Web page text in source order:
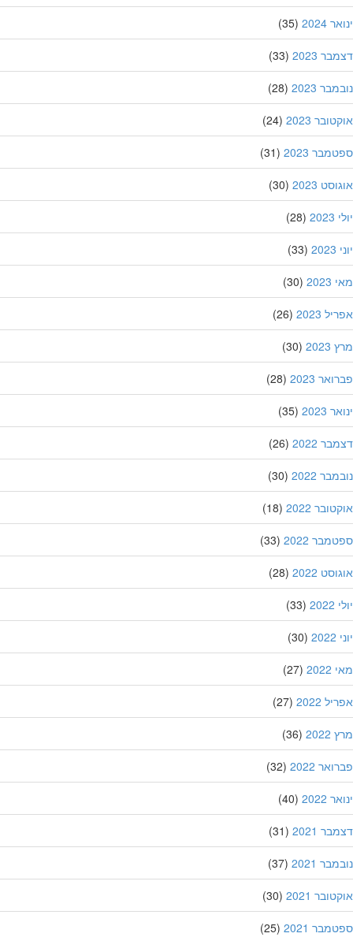
2024
(35)
2023
(33)
2023
(28)
2023
(24)
2023
(31)
2023
(30)
(28)
(33)
(30)
2023
(26)
(30)
2023
(28)
2023
(35)
2022
(26)
2022
(30)
2022
(18)
2022
(33)
2022
(28)
(33)
(30)
(27)
2022
(27)
(36)
2022
(32)
2022
(40)
2021
(31)
2021
(37)
2021
(30)
2021
(25)